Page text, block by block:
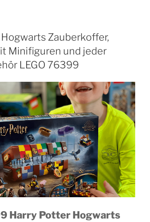
Zauberkoffer,
Minifiguren und jeder
LEGO 76399
Harry Potter Hogwarts